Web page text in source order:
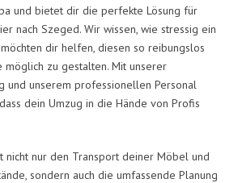
und bietet dir die perfekte Lösung für
nach Szeged. Wir wissen, wie stressig ein
dir helfen, diesen so reibungslos
möglich zu gestalten. Mit unserer
und unserem professionellen Personal
dein Umzug in die Hände von Profis
nicht nur den Transport deiner Möbel und
sondern auch die umfassende Planung